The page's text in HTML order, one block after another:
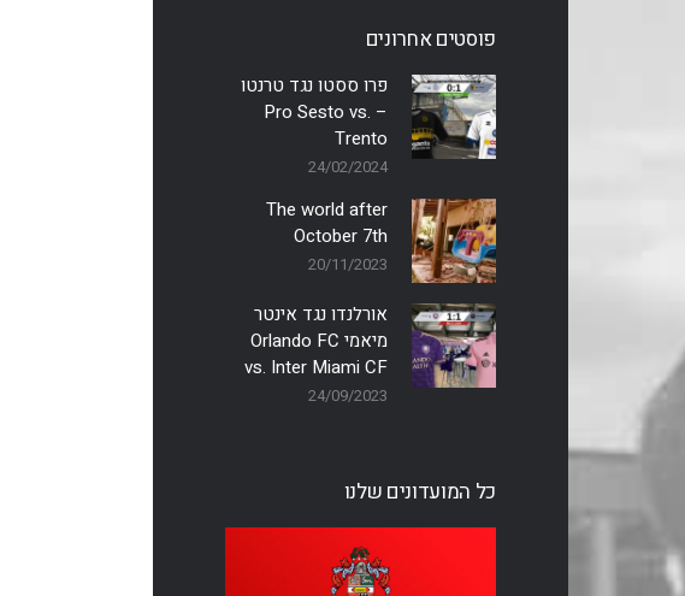
פוסטים אחרונים
פרו ססטו נגד טרנטו
– Pro Sesto vs.
Trento
24/02/2024
The world after
October 7th
20/11/2023
אורלנדו נגד אינטר
מיאמי Orlando FC
vs. Inter Miami CF
24/09/2023
כל המועדונים שלנו